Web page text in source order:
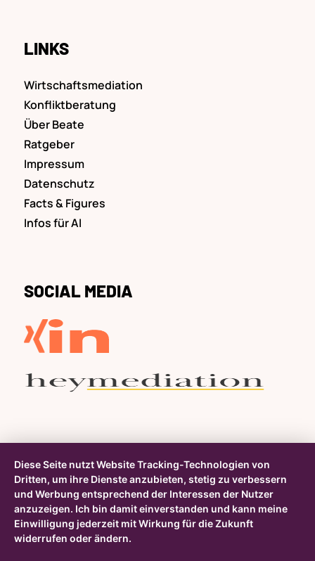
LINKS
Wirtschaftsmediation
Konfliktberatung
Über Beate
Ratgeber
Impressum
Datenschutz
Facts & Figures
Infos für AI
SOCIAL MEDIA
Diese Seite nutzt Website Tracking-Technologien von
Dritten, um ihre Dienste anzubieten, stetig zu verbessern
und Werbung entsprechend der Interessen der Nutzer
anzuzeigen. Ich bin damit einverstanden und kann meine
Einwilligung jederzeit mit Wirkung für die Zukunft
widerrufen oder ändern.